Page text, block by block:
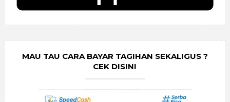
MAU TAU CARA BAYAR TAGIHAN SEKALIGUS ?
CEK DISINI